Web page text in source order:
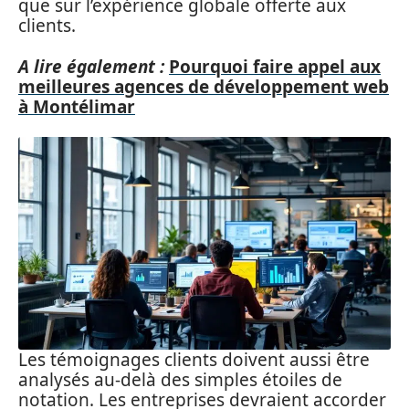
que sur l’expérience globale offerte aux
clients.
A lire également : Pourquoi faire appel aux
meilleures agences de développement web
à Montélimar
Les témoignages clients doivent aussi être
analysés au-delà des simples étoiles de
notation. Les entreprises devraient accorder